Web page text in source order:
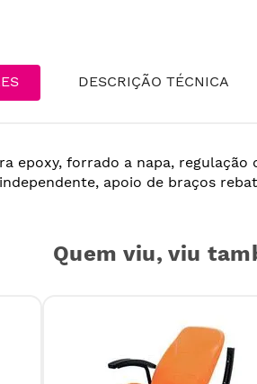
DESCRIÇÃO TÉCNICA
epoxy, forrado a napa,
apoio de braços
Quem viu, viu